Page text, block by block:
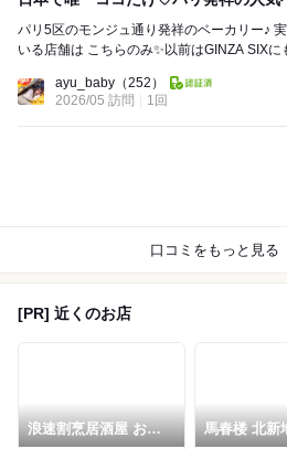
パリ5区のモンジュ通り発祥のベーカリー♪ 実は現在､日本国内で営業して
いる店舗は こちらのみ✨以前はGINZA SIXにも 店舗がありましたが閉店
ayu_baby （252）
2026/05 訪問
1回
口コミをもっと見る
[PR] 近くのお店
浪速割烹居酒屋 おか
馬春楼 北新